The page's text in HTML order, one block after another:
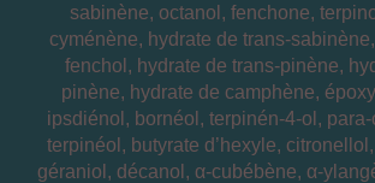
sabinène, octanol, fenchone,
cyménène, hydrate de trans-sabinè
fenchol, hydrate de trans-pinène,
pinène, hydrate de camphène,
ipsdiénol, bornéol, terpinén-4-ol,
terpinéol, butyrate d’hexyle,
géraniol, décanol, α-cubébène, α-ylang